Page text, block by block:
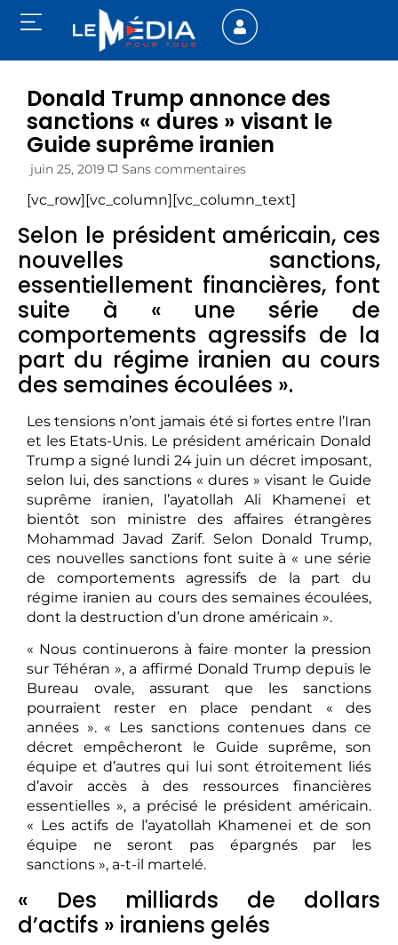
Donald Trump annonce des
sanctions « dures » visant le
Guide suprême iranien
juin 25, 2019 Sans commentaires
[vc_row][vc_column][vc_column_text]
Selon le président américain, ces
nouvelles sanctions,
essentiellement financières, font
suite à « une série de
comportements agressifs de la
part du régime iranien au cours
des semaines écoulées ».
Les tensions n’ont jamais été si fortes entre l’Iran
et les Etats-Unis. Le président américain Donald
Trump a signé lundi 24 juin un décret imposant,
selon lui, des sanctions « dures » visant le Guide
suprême iranien, l’ayatollah Ali Khamenei et
bientôt son ministre des affaires étrangères
Mohammad Javad Zarif. Selon Donald Trump,
ces nouvelles sanctions font suite à « une série
de comportements agressifs de la part du
régime iranien au cours des semaines écoulées,
dont la destruction d’un drone américain ».
« Nous continuerons à faire monter la pression
sur Téhéran », a affirmé Donald Trump depuis le
Bureau ovale, assurant que les sanctions
pourraient rester en place pendant « des
années ». « Les sanctions contenues dans ce
décret empêcheront le Guide suprême, son
équipe et d’autres qui lui sont étroitement liés
d’avoir accès à des ressources financières
essentielles », a précisé le président américain.
« Les actifs de l’ayatollah Khamenei et de son
équipe ne seront pas épargnés par les
sanctions », a-t-il martelé.
« Des milliards de dollars
d’actifs » iraniens gelés